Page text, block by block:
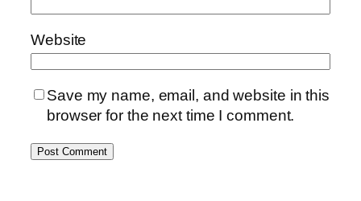
Website
Save my name, email, and website in this
browser for the next time I comment.